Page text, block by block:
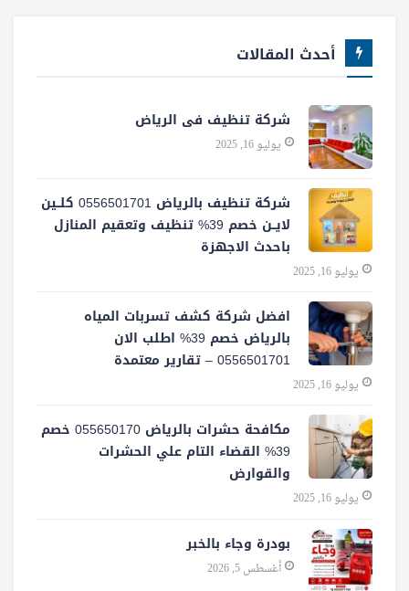
أحدث المقالات
شركة تنظيف فى الرياض
يوليو 16, 2025
شركة تنظيف بالرياض 0556501701 كلــين
لايــن خصم 39% تنظيف وتعقيم المنازل
باحدث الاجهزة
يوليو 16, 2025
افضل شركة كشف تسربات المياه
بالرياض خصم 39% اطلب الان
0556501701‬‏ – تقارير معتمدة
يوليو 16, 2025
مكافحة حشرات بالرياض 055650170 خصم
39% القضاء التام علي الحشرات
والقوارض
يوليو 16, 2025
بودرة وجاء بالخبر
أغسطس 5, 2026